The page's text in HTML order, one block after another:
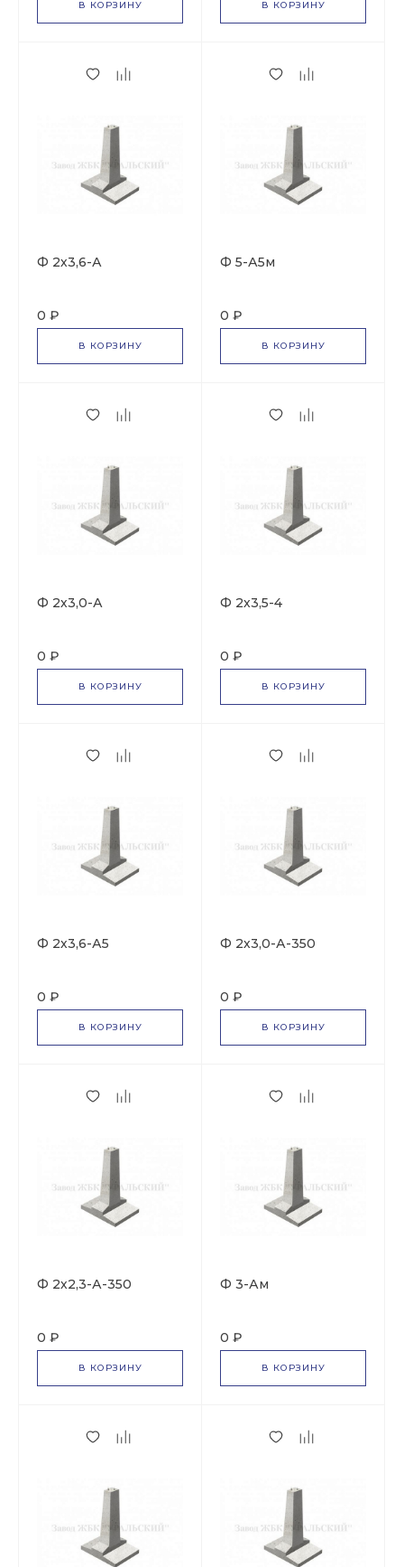
В КОРЗИНУ В КОРЗИНУ
Ф 2х3,6-А
0 ₽
В КОРЗИНУ
Ф 5-А5м
0 ₽
В КОРЗИНУ
Ф 2х3,0-А
0 ₽
В КОРЗИНУ
Ф 2х3,5-4
0 ₽
В КОРЗИНУ
Ф 2х3,6-А5
0 ₽
В КОРЗИНУ
Ф 2х3,0-А-350
0 ₽
В КОРЗИНУ
Ф 2х2,3-А-350
0 ₽
В КОРЗИНУ
Ф 3-Ам
0 ₽
В КОРЗИНУ